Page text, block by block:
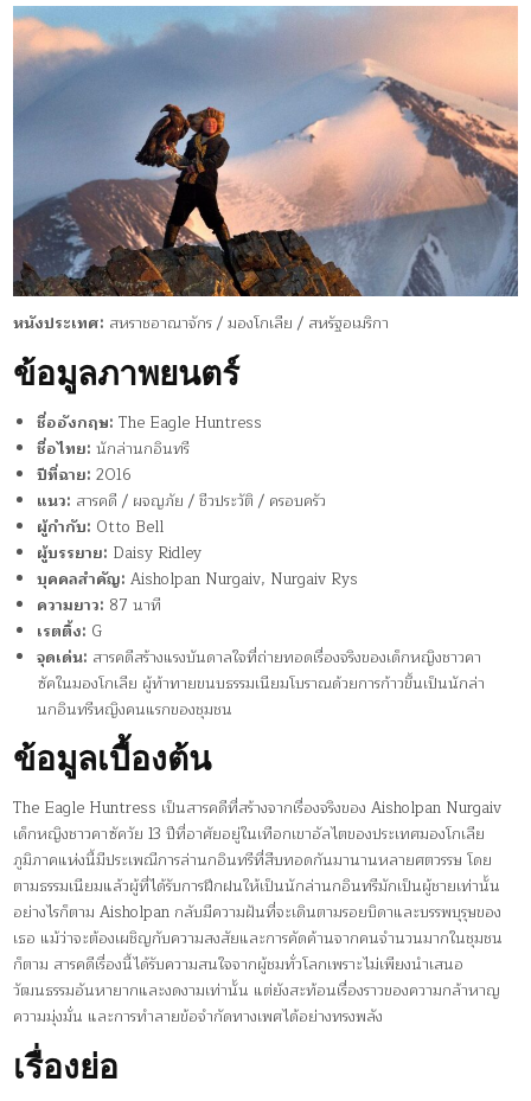
หนังประเทศ: สหราชอาณาจักร / มองโกเลีย / สหรัฐอเมริกา
ข้อมูลภาพยนตร์
ชื่ออังกฤษ: The Eagle Huntress
ชื่อไทย: นักล่านกอินทรี
ปีที่ฉาย: 2016
แนว: สารคดี / ผจญภัย / ชีวประวัติ / ครอบครัว
ผู้กำกับ: Otto Bell
ผู้บรรยาย: Daisy Ridley
บุคคลสำคัญ: Aisholpan Nurgaiv, Nurgaiv Rys
ความยาว: 87 นาที
เรตติ้ง: G
จุดเด่น: สารคดีสร้างแรงบันดาลใจที่ถ่ายทอดเรื่องจริงของเด็กหญิงชาวคา
ซัคในมองโกเลีย ผู้ท้าทายขนบธรรมเนียมโบราณด้วยการก้าวขึ้นเป็นนักล่า
นกอินทรีหญิงคนแรกของชุมชน
ข้อมูลเบื้องต้น
The Eagle Huntress เป็นสารคดีที่สร้างจากเรื่องจริงของ Aisholpan Nurgaiv
เด็กหญิงชาวคาซัควัย 13 ปีที่อาศัยอยู่ในเทือกเขาอัลไตของประเทศมองโกเลีย
ภูมิภาคแห่งนี้มีประเพณีการล่านกอินทรีที่สืบทอดกันมานานหลายศตวรรษ โดย
ตามธรรมเนียมแล้วผู้ที่ได้รับการฝึกฝนให้เป็นนักล่านกอินทรีมักเป็นผู้ชายเท่านั้น
อย่างไรก็ตาม Aisholpan กลับมีความฝันที่จะเดินตามรอยบิดาและบรรพบุรุษของ
เธอ แม้ว่าจะต้องเผชิญกับความสงสัยและการคัดค้านจากคนจำนวนมากในชุมชน
ก็ตาม สารคดีเรื่องนี้ได้รับความสนใจจากผู้ชมทั่วโลกเพราะไม่เพียงนำเสนอ
วัฒนธรรมอันหายากและงดงามเท่านั้น แต่ยังสะท้อนเรื่องราวของความกล้าหาญ
ความมุ่งมั่น และการทำลายข้อจำกัดทางเพศได้อย่างทรงพลัง
เรื่องย่อ